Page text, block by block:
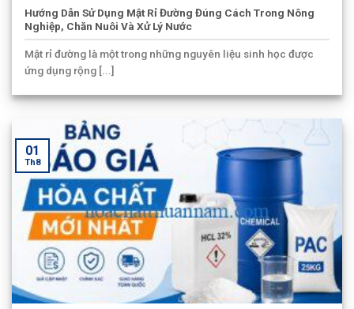
Hướng Dẫn Sử Dụng Mật Rỉ Đường Đúng Cách Trong Nông
Nghiệp, Chăn Nuôi Và Xử Lý Nước
Mật rỉ đường là một trong những nguyên liệu sinh học được
ứng dụng rộng [...]
01
Th8